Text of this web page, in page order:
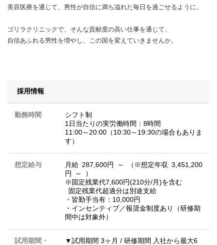
美容医療を通じて、男性が自信に満ち溢れた毎日を過ごせるように。
ゴリラクリニックで、そんな貢献度の高い仕事を通じて、
自信あふれる男性を増やし、この国を変えていきませんか。
採用情報
勤務時間
シフト制
1日当たりの実労働時間：8時間
11:00～20:00（10:30～19:30の場合もありま
す）
想定給与
月給 287,600円 ～ （※想定年収 3,451,200
円 ～ ）
※固定残業代7,600円(210分/月)を含む
固定残業代超過分は別途支給
・皆勤手当有：10,000円
・インセンティブ／報奨金制度あり（研修期
間中は対象外）
試用期間・
▼試用期間 3ヶ月 / 研修期間 入社から最大6